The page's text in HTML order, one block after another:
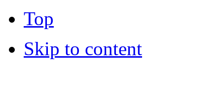
Top
Skip to content